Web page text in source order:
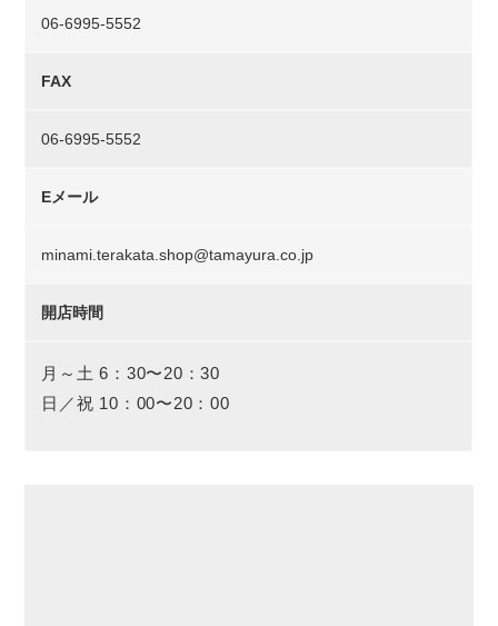
06-6995-5552
FAX
06-6995-5552
Eメール
minami.terakata.shop@tamayura.co.jp
開店時間
月～土 6：30〜20：30
日／祝 10：00〜20：00